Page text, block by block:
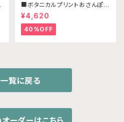
■ボタニカルプリントおさんぽミ
ニバッグ C
¥4,620
40%OFF
覧に戻る